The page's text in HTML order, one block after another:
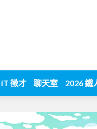
iT 徵才 聊天室 2026 鐵